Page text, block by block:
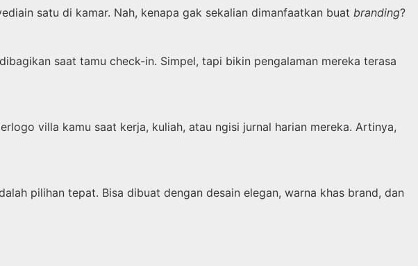
satu di kamar. Nah, kenapa gak sekalian dimanfaatkan buat branding?
saat tamu check-in. Simpel, tapi bikin pengalaman mereka terasa
villa kamu saat kerja, kuliah, atau ngisi jurnal harian mereka. Artinya,
pilihan tepat. Bisa dibuat dengan desain elegan, warna khas brand, dan